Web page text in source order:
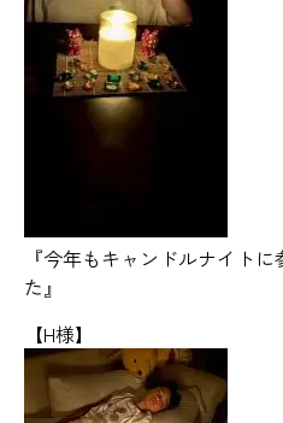
『今年もキャンドルナイト
た』
【H様】